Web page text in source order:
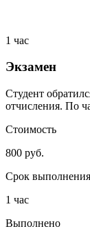
1 час
Экзамен
Студент
отчисления. По
Стоимость
800 руб.
Срок выполнения
1 час
Выполнено